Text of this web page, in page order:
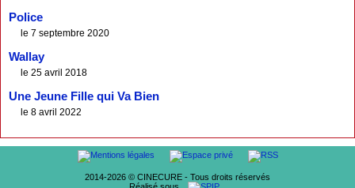
Police
le 7 septembre 2020
Wallay
le 25 avril 2018
Une Jeune Fille qui Va Bien
le 8 avril 2022
2014-2026 © CINECURE - Tous droits réservés